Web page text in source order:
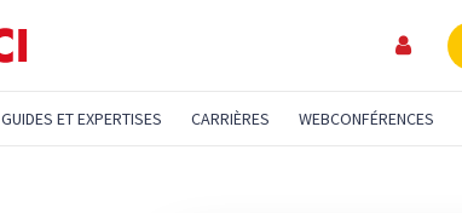
GUIDES ET EXPERTISES CARRIÈRES WEBCONFÉRENCES